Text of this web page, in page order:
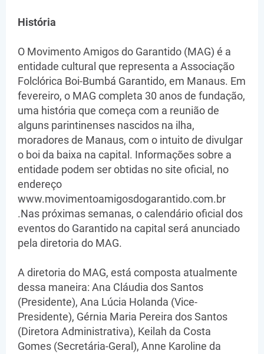
História
O Movimento Amigos do Garantido (MAG) é a
entidade cultural que representa a Associação
Folclórica Boi-Bumbá Garantido, em Manaus. Em
fevereiro, o MAG completa 30 anos de fundação,
uma história que começa com a reunião de
alguns parintinenses nascidos na ilha,
moradores de Manaus, com o intuito de divulgar
o boi da baixa na capital. Informações sobre a
entidade podem ser obtidas no site oficial, no
endereço
www.movimentoamigosdogarantido.com.br
.Nas próximas semanas, o calendário oficial dos
eventos do Garantido na capital será anunciado
pela diretoria do MAG.
A diretoria do MAG, está composta atualmente
dessa maneira: Ana Cláudia dos Santos
(Presidente), Ana Lúcia Holanda (Vice-
Presidente), Gérnia Maria Pereira dos Santos
(Diretora Administrativa), Keilah da Costa
Gomes (Secretária-Geral), Anne Karoline da